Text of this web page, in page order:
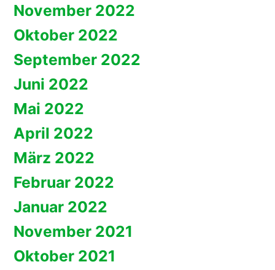
November 2022
Oktober 2022
September 2022
Juni 2022
Mai 2022
April 2022
März 2022
Februar 2022
Januar 2022
November 2021
Oktober 2021